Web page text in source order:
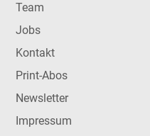
Team
Jobs
Kontakt
Print-Abos
Newsletter
Impressum